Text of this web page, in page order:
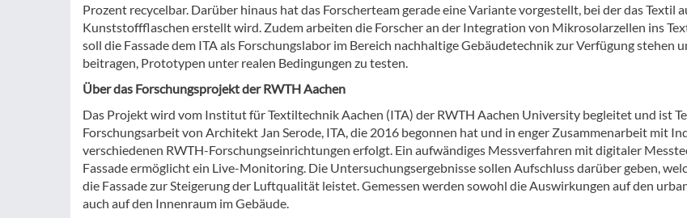
Prozent recycelbar. Darüber hinaus hat das Forscherteam gerade eine Variante vorgestellt, bei der das Textil
Kunststoffflaschen erstellt wird. Zudem arbeiten die Forscher an der Integration von Mikrosolarzellen ins
soll die Fassade dem ITA als Forschungslabor im Bereich nachhaltige Gebäudetechnik zur Verfügung stehen
beitragen, Prototypen unter realen Bedingungen zu testen.
Über das Forschungsprojekt der RWTH Aachen
Das Projekt wird vom Institut für Textiltechnik Aachen (ITA) der RWTH Aachen University begleitet und ist
Forschungsarbeit von Architekt Jan Serode, ITA, die 2016 begonnen hat und in enger Zusammenarbeit mit
verschiedenen RWTH-Forschungseinrichtungen erfolgt. Ein aufwändiges Messverfahren mit digitaler
Fassade ermöglicht ein Live-Monitoring. Die Untersuchungsergebnisse sollen Aufschluss darüber geben,
die Fassade zur Steigerung der Luftqualität leistet. Gemessen werden sowohl die Auswirkungen auf den
auch auf den Innenraum im Gebäude.